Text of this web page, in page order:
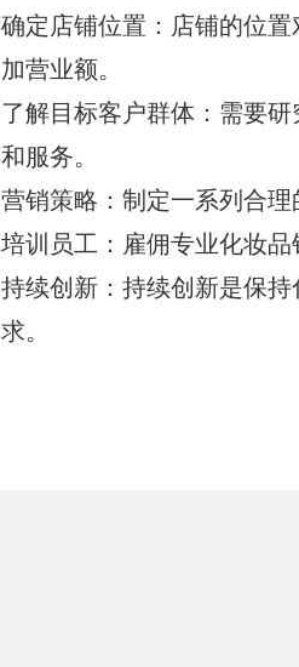
确定店铺位置：店铺的位
加营业额。
了解目标客户群体：需要
和服务。
营销策略：制定一系列合
培训员工：雇佣专业化妆
持续创新：持续创新是保
求。